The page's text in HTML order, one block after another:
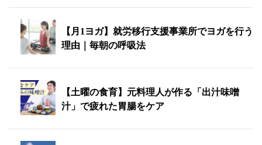
【月1ヨガ】就労移行支援事業所でヨガを行う
理由｜毎朝の呼吸法
【土曜の食育】元料理人が作る「出汁味噌
汁」で疲れた胃腸をケア